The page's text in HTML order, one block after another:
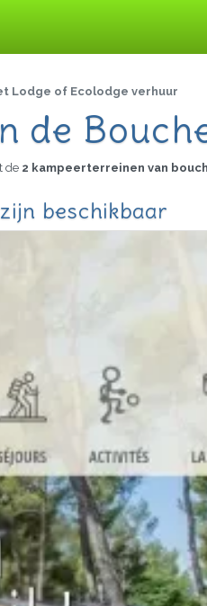
Lodge of Ecolodge verhuur
de
de 2 kampeerterreinen van
beschikbaar